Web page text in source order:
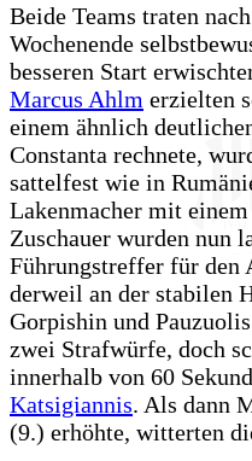
Beide Teams traten
Wochenende
besseren Start
Marcus Ahlm erzielten
einem ähnlich
Constanta rechnete,
sattelfest wie in
Lakenmacher mit
Zuschauer wurden nun
Führungstreffer für den
derweil an der stabilen
Gorpishin und
zwei Strafwürfe, doch
innerhalb von 60
Katsigiannis. Als dann
(9.) erhöhte, witterten